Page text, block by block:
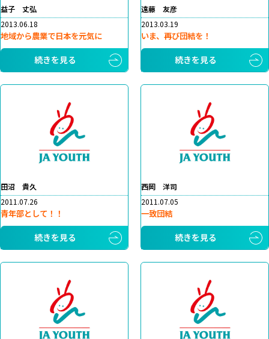
益子 丈弘
2013.06.18
地域から農業で日本を元気に
続きを見る
遠藤 友彦
2013.03.19
いま、再び団結を！
続きを見る
田沼 貴久
2011.07.26
青年部として！！
続きを見る
西岡 洋司
2011.07.05
一致団結
続きを見る